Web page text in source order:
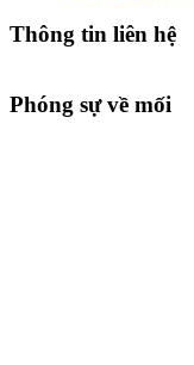
Thông tin liên hệ
Phóng sự về mối